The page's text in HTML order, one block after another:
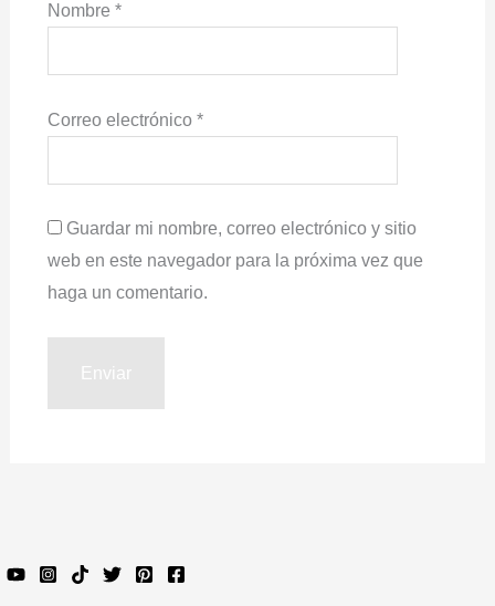
Nombre *
Correo electrónico *
Guardar mi nombre, correo electrónico y sitio
web en este navegador para la próxima vez que
haga un comentario.